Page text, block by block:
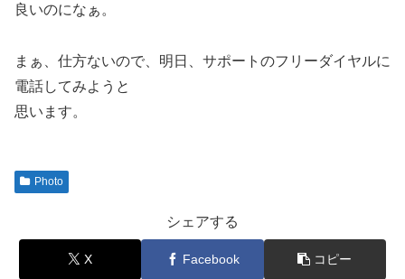
良いのになぁ。
まぁ、仕方ないので、明日、サポートのフリーダイヤルに
電話してみようと
思います。
Photo
シェアする
X Facebook コピー